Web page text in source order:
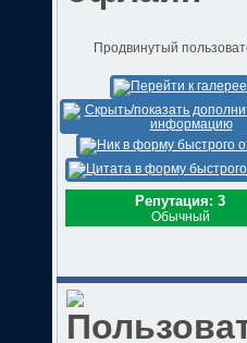
Продвинутый
Репутация: 3
Обычный